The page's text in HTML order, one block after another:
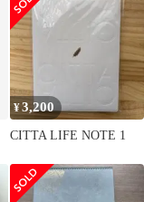
¥3,200
CITTA LIFE NOTE 1